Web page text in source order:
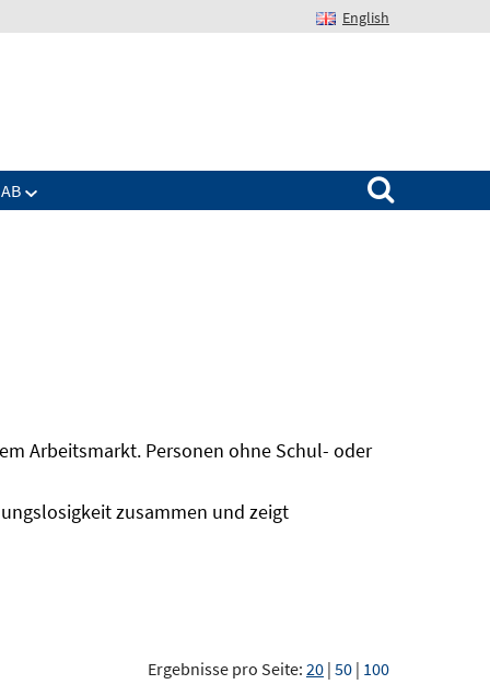
English
Suchen nach:
Arbeitsmarkt. Personen ohne Schul- oder
zusammen und zeigt
Ergebnisse pro Seite: 20 | 50 | 100